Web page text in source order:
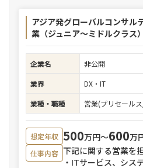
アジア発グローバルコンサル
業（ジュニア～ミドルクラス）
企業名
非公開
業界
DX・IT
業種・職種
営業(プリセール
想定年収 500万円〜600万
仕事内容 下記に関する営業を
・ITサービス、シス